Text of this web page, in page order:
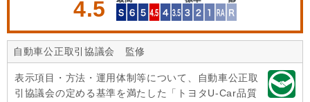
4.5
自動車公正取引協議会 監修
表示項目・方法・運用体制等について、自動車公正取
引協議会の定める基準を満たした「トヨタU-Car品質